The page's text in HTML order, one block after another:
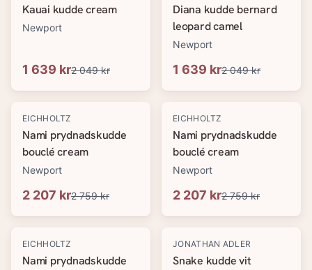
Kauai kudde cream
Newport
1 639 kr2 049 kr
Diana kudde bernard
leopard camel
Newport
1 639 kr2 049 kr
-20%
EICHHOLTZ
Nami prydnadskudde
bouclé cream
Newport
2 207 kr2 759 kr
-20%
EICHHOLTZ
Nami prydnadskudde
bouclé cream
Newport
2 207 kr2 759 kr
-20%
EICHHOLTZ
Nami prydnadskudde
-20%
JONATHAN ADLER
Snake kudde vit